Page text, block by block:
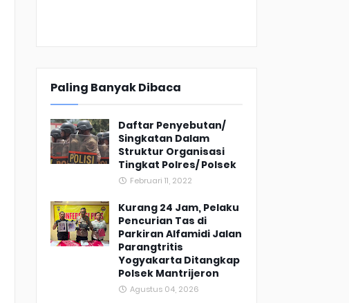
Paling Banyak Dibaca
Daftar Penyebutan/
Singkatan Dalam
Struktur Organisasi
Tingkat Polres/ Polsek
Februari 11, 2022
Kurang 24 Jam, Pelaku
Pencurian Tas di
Parkiran Alfamidi Jalan
Parangtritis
Yogyakarta Ditangkap
Polsek Mantrijeron
Agustus 04, 2026